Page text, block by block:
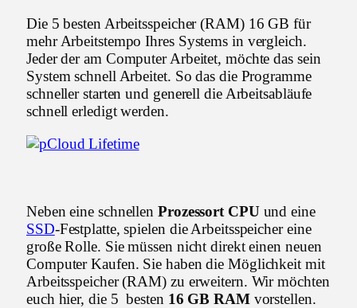
Die 5 besten Arbeitsspeicher (RAM) 16 GB für
mehr Arbeitstempo Ihres Systems in vergleich.
Jeder der am Computer Arbeitet, möchte das sein
System schnell Arbeitet. So das die Programme
schneller starten und generell die Arbeitsabläufe
schnell erledigt werden.
Neben eine schnellenProzessort CPUund eine
SSD-Festplatte, spielen die Arbeitsspeicher eine
große Rolle. Sie müssen nicht direkt einen neuen
Computer Kaufen. Sie haben die Möglichkeit mit
Arbeitsspeicher (RAM) zu erweitern. Wir möchten
euch hier, die 5 besten 16 GB RAMvorstellen.